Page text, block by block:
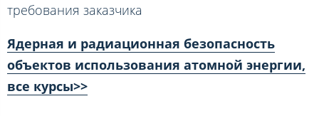
требования заказчика
Ядерная и радиационная безопасность
объектов использования атомной энергии,
все курсы>>